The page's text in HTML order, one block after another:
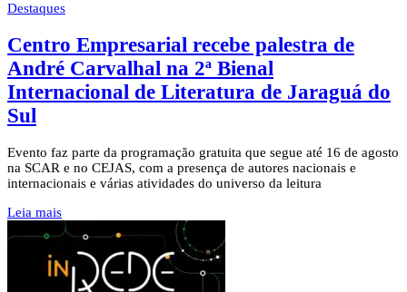
Destaques
Centro Empresarial recebe palestra de
André Carvalhal na 2ª Bienal
Internacional de Literatura de Jaraguá do
Sul
Evento faz parte da programação gratuita que segue até 16 de agosto
na SCAR e no CEJAS, com a presença de autores nacionais e
internacionais e várias atividades do universo da leitura
Leia mais